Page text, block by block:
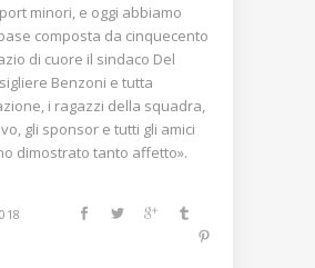
minori, e oggi abbiamo
composta da cinquecento
di cuore il sindaco Del
Benzoni e tutta
i ragazzi della squadra,
gli sponsor e tutti gli amici
dimostrato tanto affetto».